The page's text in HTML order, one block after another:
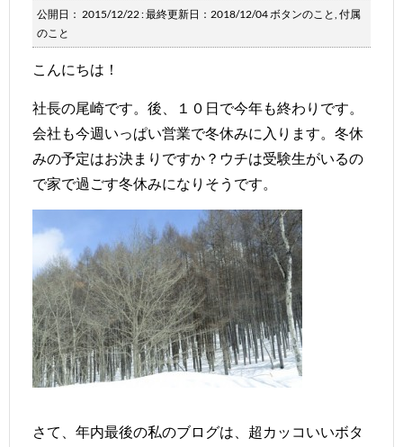
公開日： 2015/12/22: 最終更新日：2018/12/04ボタンのこと, 付属
のこと
こんにちは！
社長の尾崎です。後、１０日で今年も終わりです。
会社も今週いっぱい営業で冬休みに入ります。冬休
みの予定はお決まりですか？ウチは受験生がいるの
で家で過ごす冬休みになりそうです。
さて、年内最後の私のブログは、超カッコいいボタ